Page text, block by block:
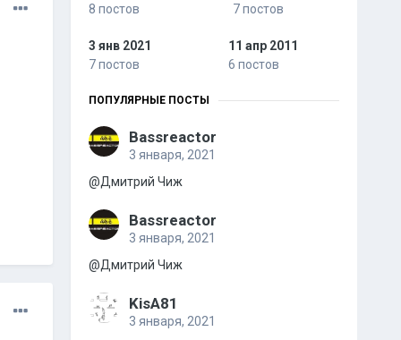
8 постов
7 постов
3 янв 2021
7 постов
11 апр 2011
6 постов
ПОПУЛЯРНЫЕ ПОСТЫ
Bassreactor
3 января, 2021
@Дмитрий Чиж
Bassreactor
3 января, 2021
@Дмитрий Чиж
KisA81
3 января, 2021